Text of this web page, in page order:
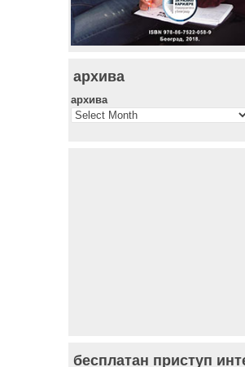
архива
архива
бесплатан приступ